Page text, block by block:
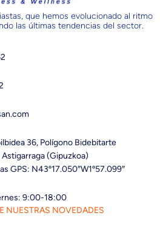
que hemos evolucionado al ritmo
las últimas tendencias del sector.
36, Polígono Bidebitarte
Astigarraga (Gipuzkoa)
GPS: N43º17.050″W1º57.099″
9:00-18:00
NUESTRAS NOVEDADES